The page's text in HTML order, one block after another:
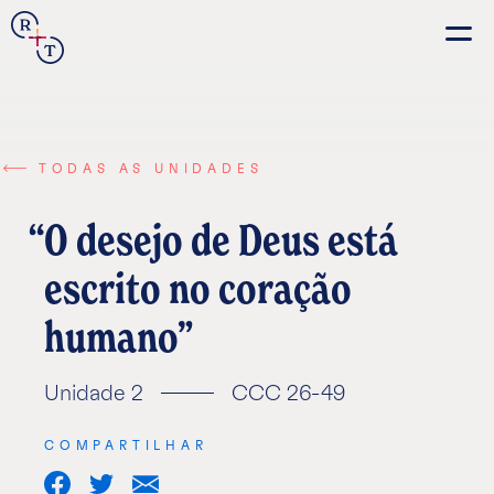
Real+True
Connection
Guides
Español
Français
Português
TODAS AS UNIDADES
O desejo de Deus está
escrito no coração
humano
Unidade 2 CCC 26-49
COMPARTILHAR